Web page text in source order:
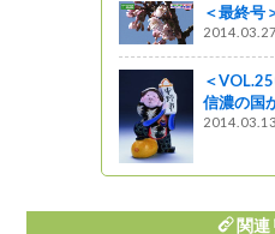
＜最終号
2014.03.27
＜
信濃の国
2014.03.13
関連